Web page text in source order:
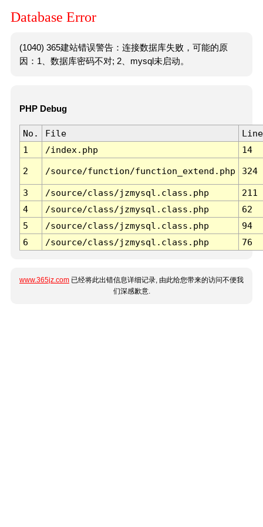
Database Error
(1040) 365建站错误警告：连接数据库失败，可能的原
因：1、数据库密码不对; 2、mysql未启动。
PHP Debug
No. File
Line
1
/index.php 14
2 /source/function/function_extend.php 324
3 /source/class/jzmysql.class.php
211
4
/source/class/jzmysql.class.php
62
5
/source/class/jzmysql.class.php
94
6
/source/class/jzmysql.class.php 76
www.365jz.com 已经将此出错信息详细记录, 由此给您带来的访问不便我
们深感歉意.